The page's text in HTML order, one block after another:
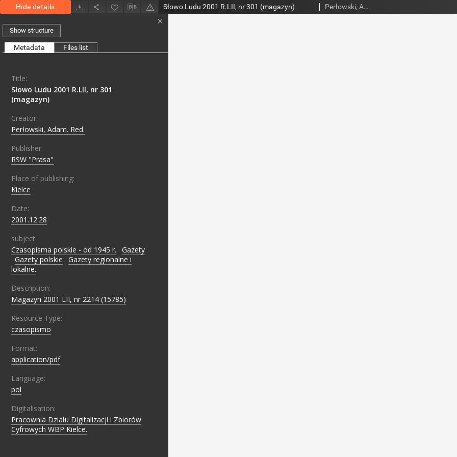
Hide details Słowo Ludu 2001 R.LII, nr 301 (magazyn) Perłowski, Adam. Red.
Show structure
Metadata Files list
Title:
Słowo Ludu 2001 R.LII, nr 301
(magazyn)
Creator:
Perłowski, Adam. Red.
Publisher:
RSW "Prasa"
Place of publishing:
Kielce
Date:
2001.12.28
subject:
Czasopisma polskie - od 1945 r.
Gazety
Gazety polskie
Gazety regionalne i
lokalne.
Description:
Magazyn 2001 LII, nr 2214 (15785)
Resource Type:
czasopismo
Format:
application/pdf
Language:
pol
Digitalisation:
Pracownia Działu Digitalizacji i Zbiorów
Cyfrowych WBP Kielce.